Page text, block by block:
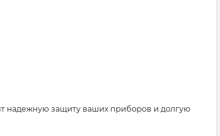
надежную защиту ваших приборов и долгую